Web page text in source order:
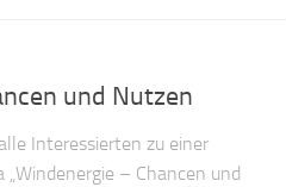
und Nutzen
Interessierten zu einer
– Chancen und